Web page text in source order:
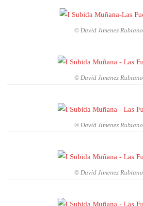
© David Jimenez Rubiano
© David Jimenez Rubiano
® David Jimenez Rubiano
© David Jimenez Rubiano